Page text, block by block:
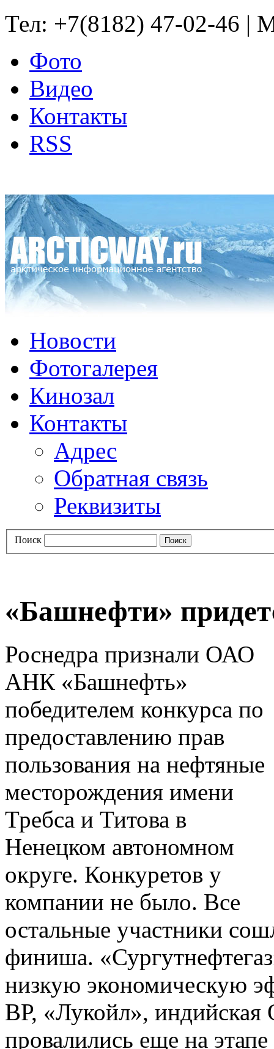
Тел: +7(8182) 47-02-46 |
Фото
Видео
Контакты
RSS
Новости
Фотогалерея
Кинозал
Контакты
Адрес
Обратная связь
Реквизиты
Поиск
«Башнефти»
Роснедра признали ОАО
АНК «Башнефть»
победителем конкурса по
предоставлению прав
пользования на нефтяные
месторождения имени
Требса и Титова в
Ненецком автономном
округе. Конкуретов у
компании не было. Все
остальные участники
финиша.
низкую экономическую
ВР, «Лукойл», индийская
провалились еще на